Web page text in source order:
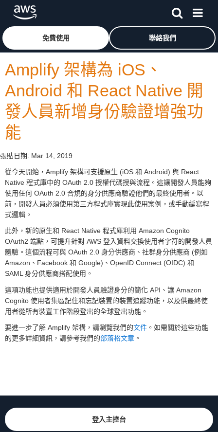
跳至主要內容按一下這裡可返回 Amazon Web Services 首頁
免費使用 聯絡我們
Amplify 架構為 iOS、
Android 和 React Native 開
發人員新增身份驗證增強功
能
張貼日期: Mar 14, 2019
從今天開始，Amplify 架構可支援原生 (iOS 和 Android) 與 React
Native 程式庫中的 OAuth 2.0 授權代碼授與流程。這讓開發人員能夠
使用任何 OAuth 2.0 合規的身分供應商驗證他們的最終使用者。以
前，開發人員必須使用第三方程式庫實現此使用案例，或手動編寫程
式邏輯。
此外，新的原生和 React Native 程式庫利用 Amazon Cognito
OAuth2 端點，可提升針對 AWS 登入資料交換使用者字符的開發人員
體驗。這個流程可與 OAuth 2.0 身分供應商、社群身分供應商 (例如
Amazon、Facebook 和 Google)、OpenID Connect (OIDC) 和
SAML 身分供應商搭配使用。
這項功能也提供適用於開發人員驗證身分的簡化 API、讓 Amazon
Cognito 使用者集區記住和忘記裝置的裝置追蹤功能，以及供最終使
用者從所有裝置工作階段登出的全球登出功能。
要進一步了解 Amplify 架構，請瀏覽我們的文件 。如需關於這些功能
的更多詳細資訊，請參考我們的部落格文章 。
登入主控台